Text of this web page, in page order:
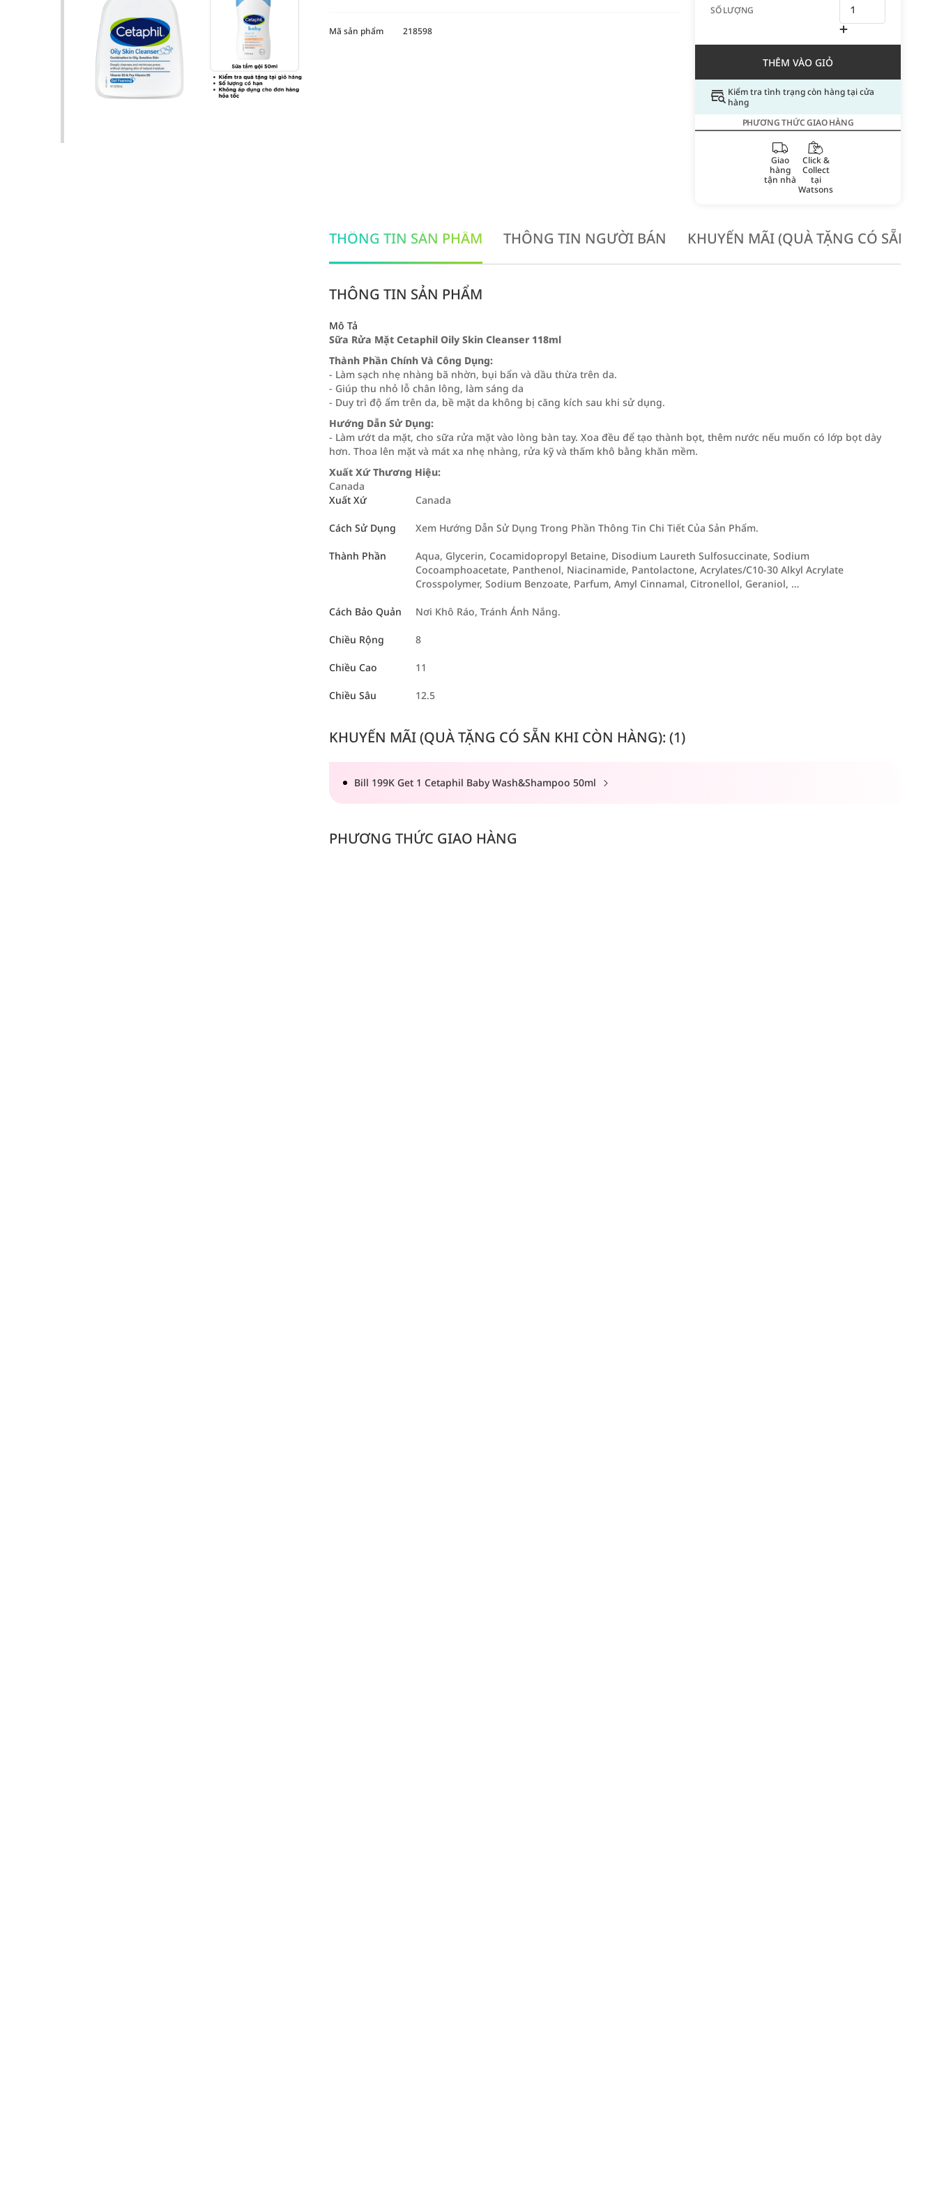
SỐ LƯỢNG
THÊM VÀO GIỎ
Kiểm tra tình trạng còn hàng tại cửa
hàng
PHƯƠNG THỨC GIAO HÀNG
Giao
hàng
tận nhà
Click &
Collect
tại
Watsons
Mã sản phẩm 218598
THÔNG TIN SẢN PHẨM THÔNG TIN NGƯỜI BÁN KHUYẾN MÃI (QUÀ TẶNG CÓ SẴN
THÔNG TIN SẢN PHẨM
Mô Tả
Sữa Rửa Mặt Cetaphil Oily Skin Cleanser 118ml
Thành Phần Chính Và Công Dụng:
- Làm sạch nhẹ nhàng bã nhờn, bụi bẩn và dầu thừa trên da.
- Giúp thu nhỏ lỗ chân lông, làm sáng da
- Duy trì độ ẩm trên da, bề mặt da không bị căng kích sau khi sử dụng.
Hướng Dẫn Sử Dụng:
- Làm ướt da mặt, cho sữa rửa mặt vào lòng bàn tay. Xoa đều để tạo thành bọt, thêm nước nếu muốn có lớp bọt dày
hơn. Thoa lên mặt và mát xa nhẹ nhàng, rửa kỹ và thấm khô bằng khăn mềm.
Xuất Xứ Thương Hiệu:
Canada
Xuất Xứ
Canada
Cách Sử Dụng Xem Hướng Dẫn Sử Dụng Trong Phần Thông Tin Chi Tiết Của Sản Phẩm.
Thành Phần
Aqua, Glycerin, Cocamidopropyl Betaine, Disodium Laureth Sulfosuccinate, Sodium
Cocoamphoacetate, Panthenol, Niacinamide, Pantolactone, Acrylates/C10-30 Alkyl Acrylate
Crosspolymer, Sodium Benzoate, Parfum, Amyl Cinnamal, Citronellol, Geraniol, …
Cách Bảo Quản Nơi Khô Ráo, Tránh Ánh Nắng.
Chiều Rộng 8
Chiều Cao 11
Chiều Sâu 12.5
KHUYẾN MÃI (QUÀ TẶNG CÓ SẴN KHI CÒN HÀNG): (1)
Bill 199K Get 1 Cetaphil Baby Wash&Shampoo 50ml
PHƯƠNG THỨC GIAO HÀNG